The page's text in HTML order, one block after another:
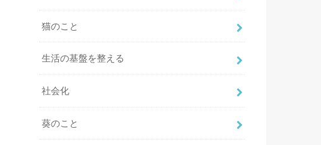
猫のこと
生活の基盤を整える
社会化
葵のこと